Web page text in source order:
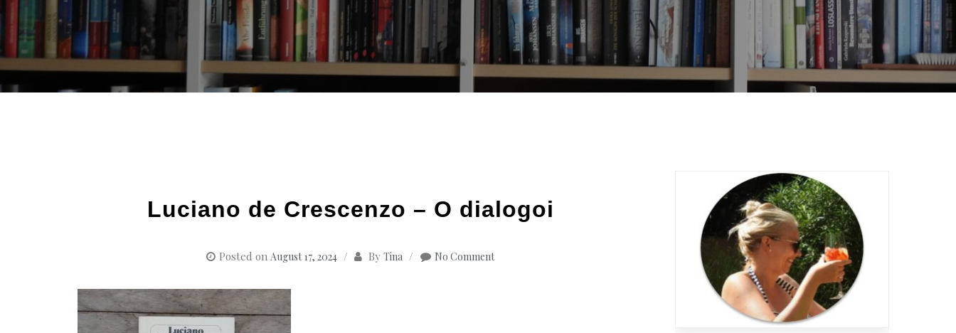
Luciano de Crescenzo – O dialogoi
Posted on August 17, 2024 By Tina No Comment